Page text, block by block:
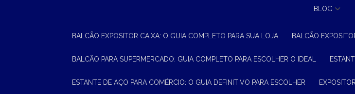
BLOG
BALCÃO EXPOSITOR CAIXA: O GUIA COMPLETO PARA SUA LOJA BALCÃO
BALCÃO PARA SUPERMERCADO: GUIA COMPLETO PARA ESCOLHER O IDEAL
ESTANTE DE AÇO PARA COMÉRCIO: O GUIA DEFINITIVO PARA ESCOLHER